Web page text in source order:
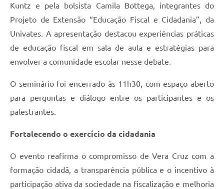
Kuntz e pela bolsista Camila Bottega, integrantes do
Projeto de Extensão “Educação Fiscal e Cidadania”, da
Univates. A apresentação destacou experiências práticas
de educação fiscal em sala de aula e estratégias para
envolver a comunidade escolar nesse debate.
O seminário foi encerrado às 11h30, com espaço aberto
para perguntas e diálogo entre os participantes e os
palestrantes.
Fortalecendo o exercício da cidadania
O evento reafirma o compromisso de Vera Cruz com a
formação cidadã, a transparência pública e o incentivo à
participação ativa da sociedade na fiscalização e melhoria